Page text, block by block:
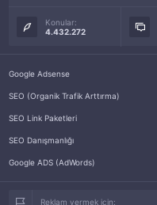
Konular:
4.432.272
Google Adsense
SEO (Organik Trafik Arttırma)
SEO Link Paketleri
SEO Danışmanlığı
Google ADS (AdWords)
Reklam vermek için: